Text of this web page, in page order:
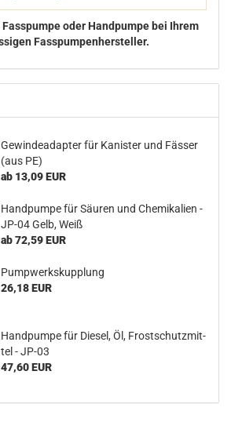
oder Handpumpe bei Ihrem
Fasspumpenhersteller.
Ge­win­de­ad­ap­ter für Ka­nis­ter und Fäs­ser
(aus PE)
ab 13,09 EUR
Hand­pum­pe für Säu­ren und Che­mi­ka­li­en -
JP-04 Gelb, Weiß
ab 72,59 EUR
Pump­werks­kupp­lung
26,18 EUR
Hand­pum­pe für Die­sel, Öl, Frost­schutz­mit­
tel - JP-03
47,60 EUR